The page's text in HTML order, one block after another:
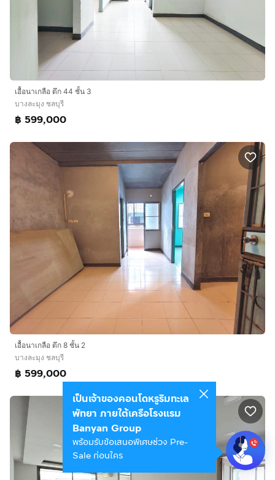
เอื้อนาเกลือ ตึก 44 ชั้น 3
บางละมุง ชลบุรี
฿ 599,000
เอื้อนาเกลือ ตึก 8 ชั้น 2
บางละมุง ชลบุรี
฿ 599,000
เป็นเจ้าของคอนโดหรูริมทะเล
พัทยา ภายใต้เครือโรงแรม
Banyan Group
พร้อมรับข้อเสนอพิเศษช่วง Pre-
Sale ก่อนใคร